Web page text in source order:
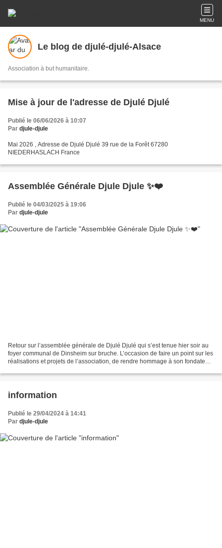
MENU
Le blog de djulé-djulé-Alsace
Association à but humanitaire.
Mise à jour de l'adresse de Djulé Djulé
Publié le 06/06/2026 à 10:07
Par djule-djule
Mai 2026 , Adresse de Djulé Djulé 39 rue de la Forêt 67280
NIEDERHASLACH France
Assemblée Générale Djule Djule ✨❤️
Publié le 04/03/2025 à 19:06
Par djule-djule
Retour sur l’assemblée générale de Djulé Djulé qui s’est tenue hier soir au
foyer communal de Dinsheim sur bruche. L’occasion de faire un point sur les
réalisations et projets de l’association, de rendre hommage à son fondateur
information
Publié le 29/04/2024 à 14:41
Par djule-djule